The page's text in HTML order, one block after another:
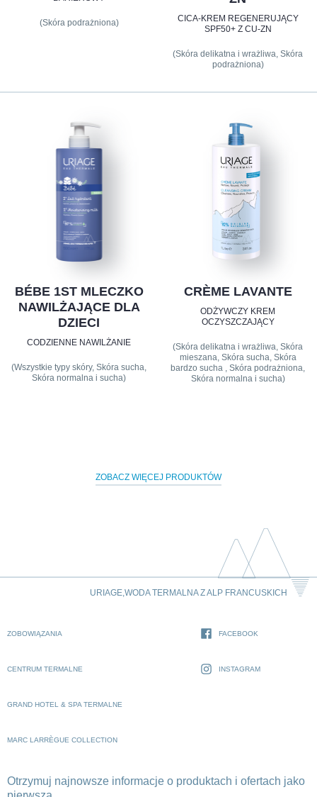
(Skóra podrażniona)
CICA-KREM REGENERUJĄCY
SPF50+ Z CU-ZN
(Skóra delikatna i wrażliwa, Skóra
podrażniona)
BÉBE 1ST MLECZKO
NAWILŻAJĄCE DLA
DZIECI
CODZIENNE NAWILŻANIE
(Wszystkie typy skóry, Skóra sucha,
Skóra normalna i sucha)
CRÈME LAVANTE
ODŻYWCZY KREM
OCZYSZCZAJĄCY
(Skóra delikatna i wrażliwa, Skóra
mieszana, Skóra sucha, Skóra
bardzo sucha , Skóra podrażniona,
Skóra normalna i sucha)
ZOBACZ WIĘCEJ PRODUKTÓW
URIAGE,WODA TERMALNA Z ALP FRANCUSKICH
ZOBOWIĄZANIA
CENTRUM TERMALNE
GRAND HOTEL & SPA TERMALNE
MARC LARRÈGUE COLLECTION
FACEBOOK
INSTAGRAM
Otrzymuj najnowsze informacje o produktach i ofertach jako